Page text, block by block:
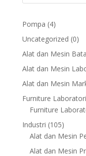
Pompa 44
products
Uncategorized 00
Alat dan Mesin
Alat dan Mesin
Alat dan Mesin
Furniture
Furniture
Industri 105105
Alat dan Mesin
Alat dan Mesin